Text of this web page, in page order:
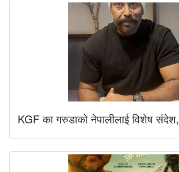
KGF का गरुडाको नेपालीलाई विशेष संदेश,